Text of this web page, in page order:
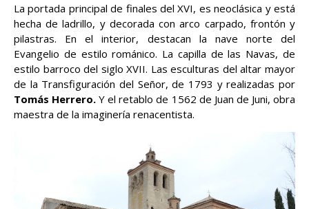
La portada principal de finales del XVI, es neoclásica y está
hecha de ladrillo, y decorada con arco carpado, frontón y
pilastras. En el interior, destacan la nave norte del
Evangelio de estilo románico. La capilla de las Navas, de
estilo barroco del siglo XVII. Las esculturas del altar mayor
de la Transfiguración del Señor, de 1793 y realizadas por
Tomás Herrero. Y el retablo de 1562 de Juan de Juni, obra
maestra de la imaginería renacentista.